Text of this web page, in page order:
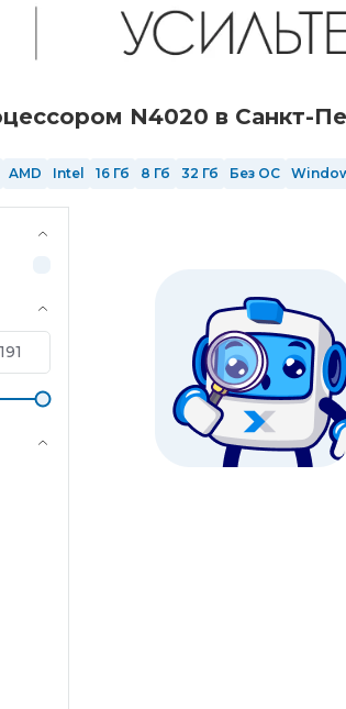
N4020 в Санкт-
AMD Intel 16 Гб 8 Гб 32 Гб Без ОС